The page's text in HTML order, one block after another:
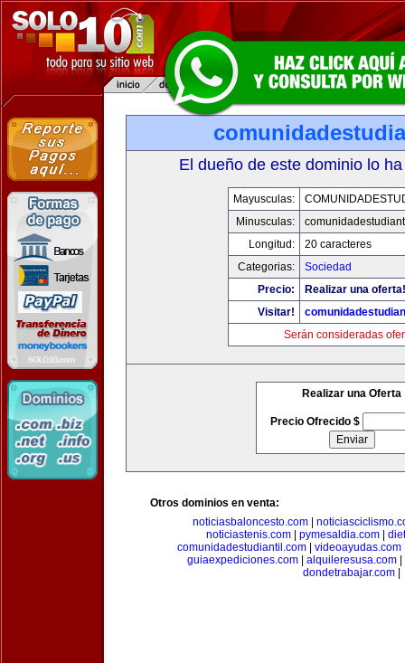
El dueño de este dominio lo
Mayusculas:
Minusculas:
Longitud:
20 caracteres
Categorias:
Sociedad
Precio:
Realizar una oferta!
Visitar!
Serán consideradas
Realizar una Oferta
Precio Ofrecido $
Otros dominios en venta:
noticiasbaloncesto.com
noticiastenis.com
pymesaldia.com
comunidadestudiantil.com| videoayudas.com
guiaexpediciones.com| alquileresusa.com|
dondetrabajar.com